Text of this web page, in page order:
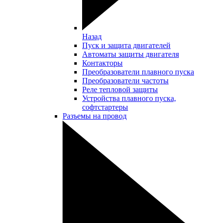
Назад
Пуск и защита двигателей
Автоматы защиты двигателя
Контакторы
Преобразователи плавного пуска
Преобразователи частоты
Реле тепловой защиты
Устройства плавного пуска,
софтстартеры
Разъемы на провод